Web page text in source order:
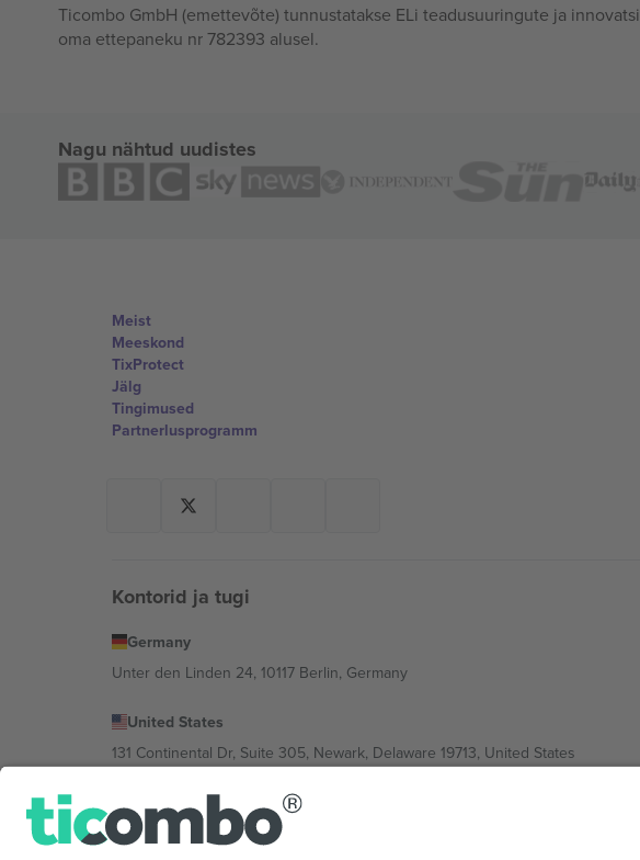
Ticombo GmbH (emettevõte) tunnustatakse ELi teadusuuringute ja
oma ettepaneku nr 782393 alusel.
Nagu nähtud uudistes
Meist
Meeskond
TixProtect
Jälg
Tingimused
Partnerlusprogramm
Kontorid ja tugi
Germany
Unter den Linden 24, 10117 Berlin, Germany
United States
131 Continental Dr, Suite 305, Newark, Delaware 19713, United States
Bulgaria
Regus Sofia City West, bul Totleben 53-55, 1606 Sofia, Bulgaria